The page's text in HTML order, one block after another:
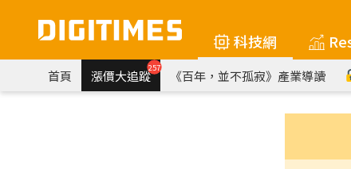
科技網
首頁 漲價大追蹤257 《百年，並不孤寂》產業導讀